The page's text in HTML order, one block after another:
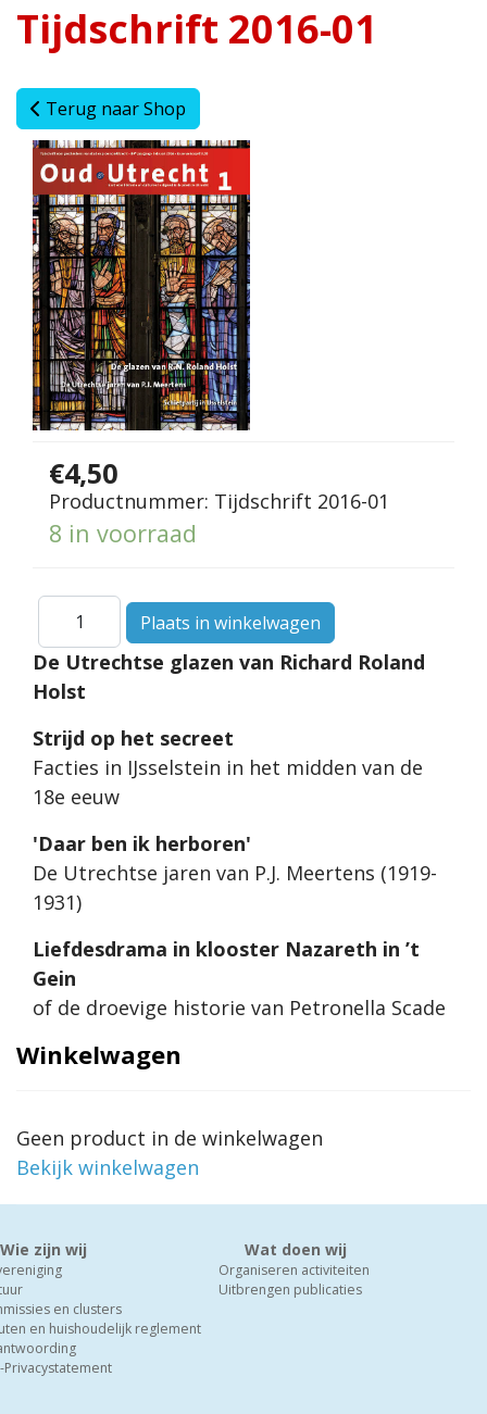
Tijdschrift 2016-01
Terug naar Shop
€4,50
Productnummer: Tijdschrift 2016-01
8 in voorraad
De Utrechtse glazen van Richard Roland
Holst
Strijd op het secreet
Facties in IJsselstein in het midden van de
18e eeuw
'Daar ben ik herboren'
De Utrechtse jaren van P.J. Meertens (1919-
1931)
Liefdesdrama in klooster Nazareth in ’t
Gein
of de droevige historie van Petronella Scade
Winkelwagen
Geen product in de winkelwagen
Bekijk winkelwagen
Wie zijn wij
en clusters
en huishoudelijk reglement
Privacystatement
Wat doen wij
Organiseren activiteiten
Uitbrengen publicaties